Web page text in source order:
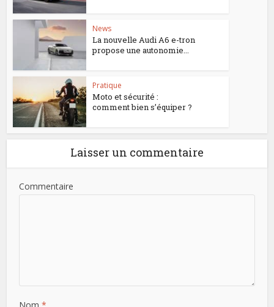
News
La nouvelle Audi A6 e-tron
propose une autonomie...
Pratique
Moto et sécurité :
comment bien s’équiper ?
Laisser un commentaire
Commentaire
Nom*